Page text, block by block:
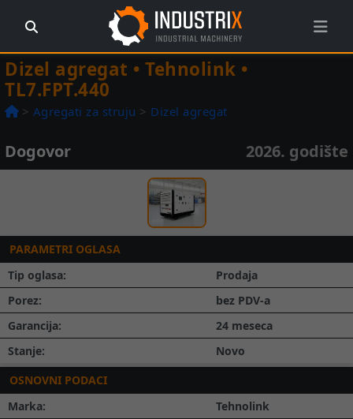
Dizel agregat • Tehnolink •
TL7.FPT.440
> Agregati za struju > Dizel agregat
Dogovor 2026. godište
PARAMETRI OGLASA
Tip oglasa:
Prodaja
Porez:
bez PDV-a
Garancija:
24 meseca
Stanje:
Novo
OSNOVNI PODACI
Marka:
Tehnolink